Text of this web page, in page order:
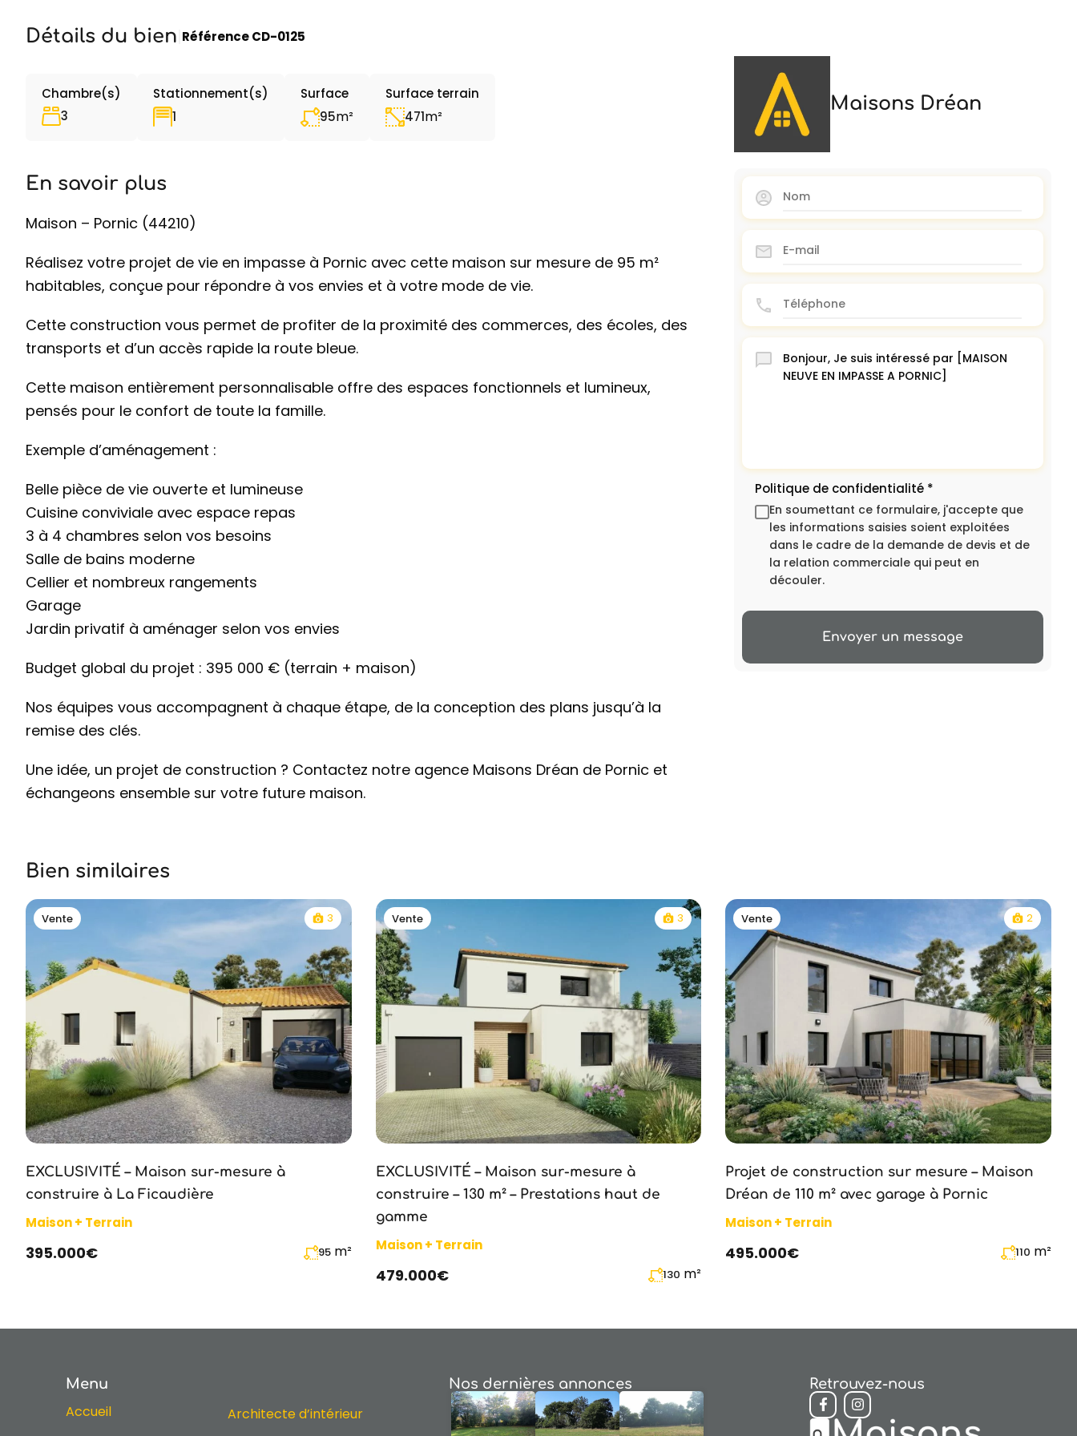
Détails du bien RéférenceCD-0125
Chambre(s)
3
Stationnement(s)
1
Surface
95m²
Surface terrain
471m²
En savoir plus
Maison – Pornic (44210)
Réalisez votre projet de vie en impasse à Pornic avec cette maison sur mesure de 95 m²
habitables, conçue pour répondre à vos envies et à votre mode de vie.
Cette construction vous permet de profiter de la proximité des commerces, des écoles, des
transports et d’un accès rapide la route bleue.
Cette maison entièrement personnalisable offre des espaces fonctionnels et lumineux,
pensés pour le confort de toute la famille.
Exemple d’aménagement :
Belle pièce de vie ouverte et lumineuse
Cuisine conviviale avec espace repas
3 à 4 chambres selon vos besoins
Salle de bains moderne
Cellier et nombreux rangements
Garage
Jardin privatif à aménager selon vos envies
Budget global du projet : 395 000 € (terrain + maison)
Nos équipes vous accompagnent à chaque étape, de la conception des plans jusqu’à la
remise des clés.
Une idée, un projet de construction ? Contactez notre agence Maisons Dréan de Pornic et
échangeons ensemble sur votre future maison.
Maisons Dréan
Politique de confidentialité *
En soumettant ce formulaire, j'accepte que
les informations saisies soient exploitées
dans le cadre de la demande de devis et de
la relation commerciale qui peut en
découler.
Envoyer un message
Bien similaires
Vente 3
EXCLUSIVITÉ – Maison sur-mesure à
construire à La Ficaudière
Maison + Terrain
395.000€ 95 m²
Vente 3
EXCLUSIVITÉ – Maison sur-mesure à
construire – 130 m² – Prestations haut de
gamme
Maison + Terrain
479.000€ 130 m²
Vente 2
Projet de construction sur mesure – Maison
Dréan de 110 m² avec garage à Pornic
Maison + Terrain
495.000€ 110 m²
Menu
Accueil Architecte d’intérieur
Nos dernières annonces Retrouvez-nous